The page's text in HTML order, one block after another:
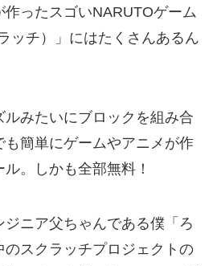
ったスゴいNARUTOゲーム
ッチ）」にはたくさんあるん
ルみたいにブロックを組み合
簡単にゲームやアニメが作
。しかも全部無料！
ニア父ちゃんである僕「ろ
スクラッチプロジェクトの